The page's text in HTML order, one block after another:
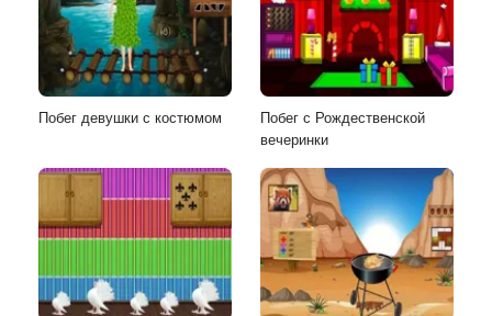
Побег девушки с костюмом
Побег с Рождественской
вечеринки